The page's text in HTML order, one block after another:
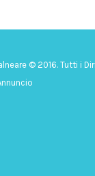
© 2016. Tutti i